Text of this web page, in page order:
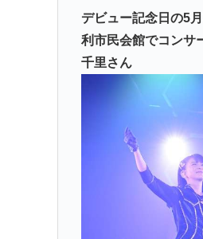
んだほうが良い」
へずまりゅう、被災地で発
消耗させるとか予想以上に迷
【衝撃】ジャンポケ斉藤の
ン売ったりTikTokライブし
しなかった」←コレってさ…
日産e-power、無給油で
達成、無駄な発電や送電ロ
【熱波】ドイツ、暑すぎて
この映画は観なくていいっ
デビュー記念日の5
利市民会館でコンサ
千里さん